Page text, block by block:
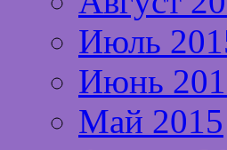
Июль
Июнь
Май 2015